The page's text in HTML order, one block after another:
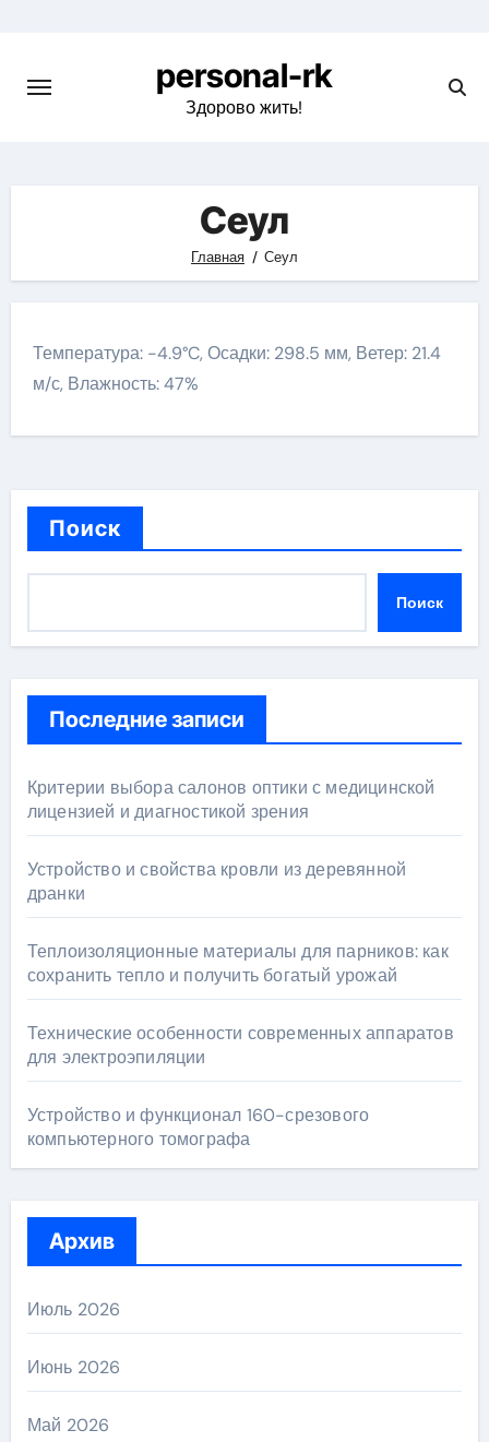
содержимому
personal-rk
Здорово жить!
Сеул
Главная Сеул
Температура: -4.9°C, Осадки: 298.5 мм, Ветер: 21.4
м/с, Влажность: 47%
Поиск
Поиск
Последние записи
Критерии выбора салонов оптики с медицинской
лицензией и диагностикой зрения
Устройство и свойства кровли из деревянной
дранки
Теплоизоляционные материалы для парников: как
сохранить тепло и получить богатый урожай
Технические особенности современных аппаратов
для электроэпиляции
Устройство и функционал 160-срезового
компьютерного томографа
Архив
Июль 2026
Июнь 2026
Май 2026